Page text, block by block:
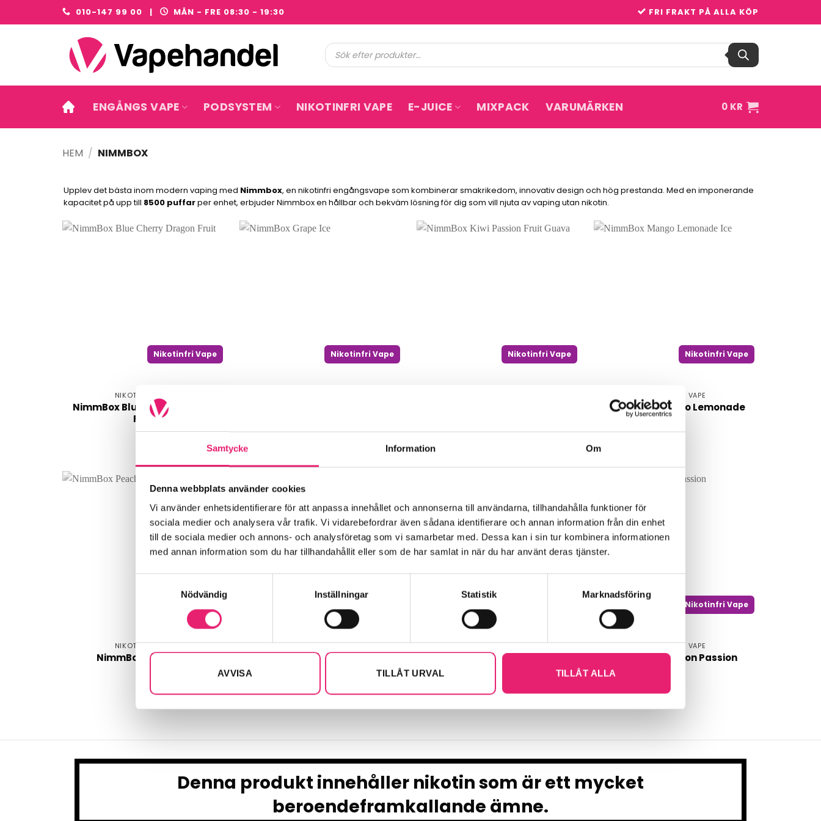
Samtycke Information Om
Denna webbplats använder cookies
Vi använder enhetsidentifierare för att anpassa innehållet och annonserna till användarna, tillhandahålla funktioner för
sociala medier och analysera vår trafik. Vi vidarebefordrar även sådana identifierare och annan information från din enhet
till de sociala medier och annons- och analysföretag som vi samarbetar med. Dessa kan i sin tur kombinera informationen
med annan information som du har tillhandahållit eller som de har samlat in när du har använt deras tjänster.
Nödvändig
Inställningar Statistik Marknadsföring
AVVISA TILLÅT URVAL TILLÅT ALLA
to
010-147 99 00 | MÅN - FRE 08:30 - 19:30 FRI FRAKT PÅ ALLA KÖP
Produktsökning
ENGÅNGS VAPE PODSYSTEM NIKOTINFRI VAPE E-JUICE MIXPACK VARUMÄRKEN 0 KR
HEM / NIMMBOX
Upplev det bästa inom modern vaping med Nimmbox, en nikotinfri engångsvape som kombinerar smakrikedom, innovativ design och hög prestanda. Med en imponerande
kapacitet på upp till 8500 puffarper enhet, erbjuder Nimmbox en hållbar och bekväm lösning för dig som vill njuta av vaping utan nikotin.
Nikotinfri Vape
NIKOTINFRI VAPE
NimmBox Blue Cherry Dragon
Fruit
Nikotinfri Vape Nikotinfri Vape Nikotinfri Vape
NIKOTINFRI VAPE
NimmBox Mango Lemonade
Ice
NIKOTINFRI VAPE
NimmBox Peach Ice NimmBox Spearmint NimmBox Apple Cinnamon Ice
Nikotinfri Vape
NIKOTINFRI VAPE
NimmBox Lemon Passion
Denna produkt innehåller nikotin som är ett mycket
beroendeframkallande ämne.